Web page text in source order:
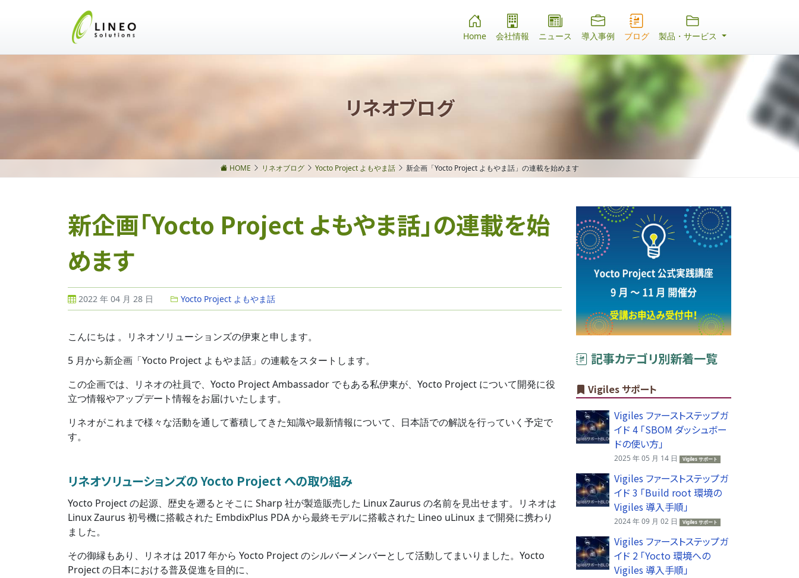
Home 会社情報 ニュース 導入事例 ブログ 製品・サービス
リネオブログ
HOME リネオブログ Yocto Project よもやま話 新企画「Yocto Project よもやま話」の連載を始めます
新企画「Yocto Project よもやま話」の連載を始
めます
2022 年 04 月 28 日 Yocto Project よもやま話
こんにちは 。リネオソリューションズの伊東と申します。
5 月から新企画「Yocto Project よもやま話」の連載をスタートします。
この企画では、リネオの社員で、Yocto Project Ambassador でもある私伊東が、Yocto Project について開発に役
立つ情報やアップデート情報をお届けいたします。
リネオがこれまで様々な活動を通して蓄積してきた知識や最新情報について、日本語での解説を行っていく予定で
す。
リネオソリューションズの Yocto Project への取り組み
Yocto Project の起源、歴史を遡るとそこに Sharp 社が製造販売した Linux Zaurus の名前を見出せます。リネオは
Linux Zaurus 初号機に搭載された EmbdixPlus PDA から最終モデルに搭載された Lineo uLinux まで開発に携わり
ました。
その御縁もあり、リネオは 2017 年から Yocto Project のシルバーメンバーとして活動してまいりました。Yocto
Project の日本における普及促進を目的に、
記事カテゴリ別新着一覧
Vigiles サポート
Vigiles ファーストステップガ
イド 4 「SBOM ダッシュボー
ドの使い方」
2025 年 05 月 14 日 Vigiles サポート
Vigiles ファーストステップガ
イド 3 「Build root 環境の
Vigiles 導入手順」
2024 年 09 月 02 日 Vigiles サポート
Vigiles ファーストステップガ
イド 2 「Yocto 環境への
Vigiles 導入手順」